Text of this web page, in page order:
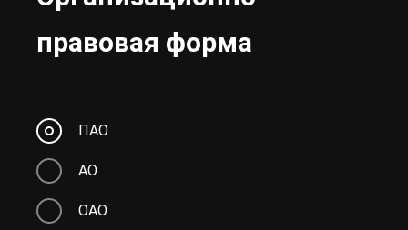
правовая форма
ПАО
АО
ОАО